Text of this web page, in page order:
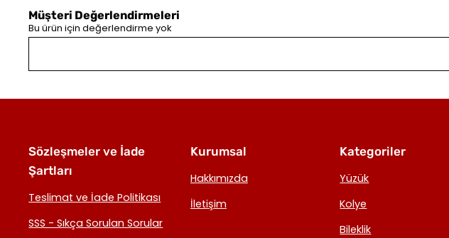
Müşteri Değerlendirmeleri
Bu ürün için değerlendirme yok
Sözleşmeler ve İade
Şartları
Teslimat ve İade Politikası
SSS - Sıkça Sorulan Sorular
Kurumsal
Hakkımızda
İletişim
Kategoriler
Yüzük
Kolye
Bileklik